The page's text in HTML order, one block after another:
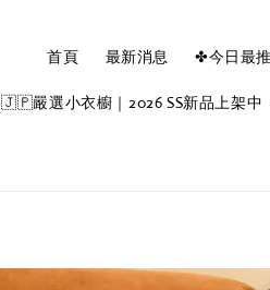
首頁 最新消息 ✤今日最
嚴選小衣櫥｜2026 SS新品上架中